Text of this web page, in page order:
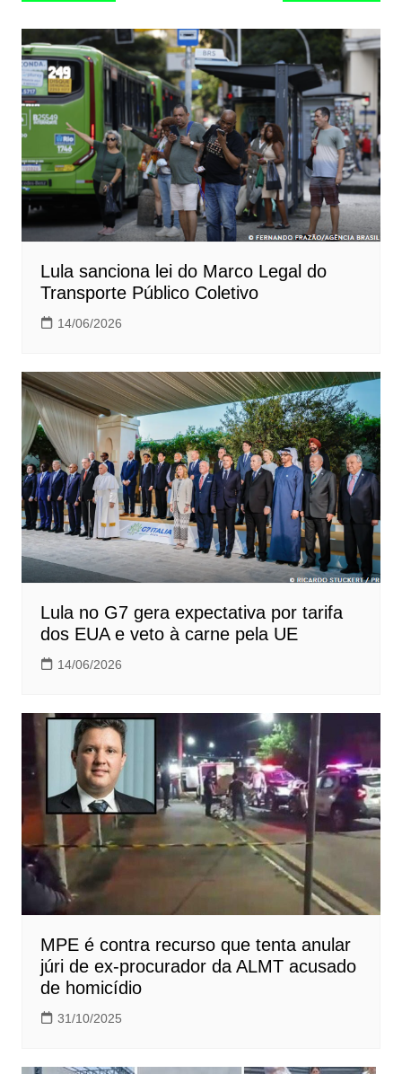
Post
Lula sanciona lei do Marco Legal do
Transporte Público Coletivo
14/06/2026
Lula no G7 gera expectativa por tarifa
dos EUA e veto à carne pela UE
14/06/2026
MPE é contra recurso que tenta anular
júri de ex-procurador da ALMT acusado
de homicídio
31/10/2025